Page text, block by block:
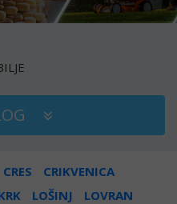
CRES
CRIKVENICA
LOŠINJ
LOVRAN